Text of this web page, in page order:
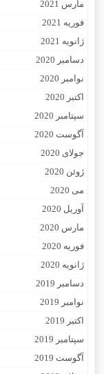
مارس 2021
فوریه 2021
ژانویه 2021
دسامبر 2020
نوامبر 2020
اکتبر 2020
سپتامبر 2020
آگوست 2020
جولای 2020
ژوئن 2020
می 2020
آوریل 2020
مارس 2020
فوریه 2020
ژانویه 2020
دسامبر 2019
نوامبر 2019
اکتبر 2019
سپتامبر 2019
آگوست 2019